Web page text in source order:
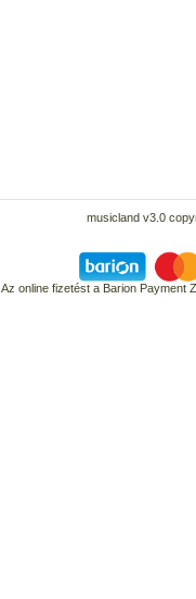
musicland v3.0
Az online fizetést a Barion Payment